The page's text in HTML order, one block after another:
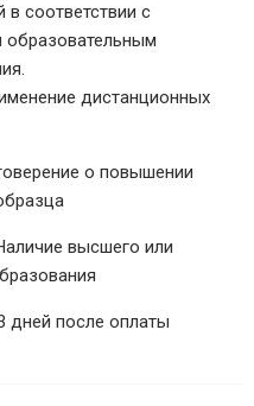
соответствии с
дистанционных
о повышении
высшего или
дней после оплаты